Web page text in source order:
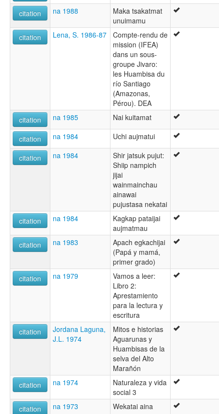
citation na 1988
Maka tsakatmat
unuimamu
citation
Lena, S. 1986-87
Compte-rendu de
mission (IFEA)
dans un sous-
groupe Jivaro:
les Huambisa du
río Santiago
(Amazonas,
Pérou). DEA
citation
na 1985 Nai kuitamat
citation na 1984 Uchi aujmatui
citation na 1984
Shir jatsuk pujut:
Shiip nampich
jijai
wainmainchau
ainawai
pujustasa nekatai
citation
na 1984
Kagkap pataijai
aujmatmau
citation
na 1983
Apach egkachijai
(Papá y mamá,
primer grado)
citation
na 1979
Vamos a leer:
Libro 2:
Aprestamiento
para la lectura y
escritura
citation
Jordana Laguna,
J.L. 1974
Mitos e historias
Aguarunas y
Huambisas de la
selva del Alto
Marañón
citation
na 1974
Naturaleza y vida
social 3
citation
na 1973
Wekatai aina